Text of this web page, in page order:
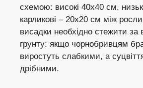
схемою: високі 40х40 см,
карликові – 20х20 см між
висадки необхідно стежити за
грунту: якщо чорнобривцям
виростуть слабкими, а
дрібними.